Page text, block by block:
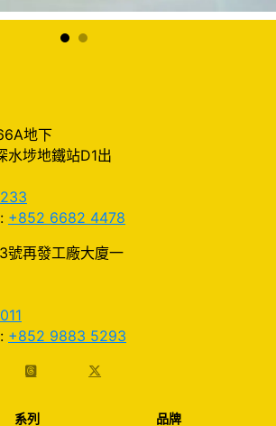
地下
水埗地鐵站D1出
+852 6682 4478
號再發工廠大廈一
+852 9883 5293
系列
品牌